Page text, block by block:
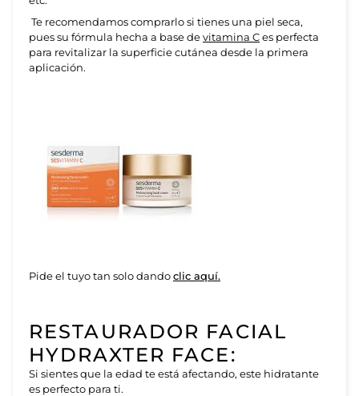
Te recomendamos comprarlo si tienes una piel seca,
pues su fórmula hecha a base devitamina Ces perfecta
para revitalizar la superficie cutánea desde la primera
aplicación.
Pide el tuyo tan solo dandoclic aquí.
RESTAURADOR FACIAL
HYDRAXTER FACE:
Si sientes que la edad te está afectando, este hidratante
es perfecto para ti.